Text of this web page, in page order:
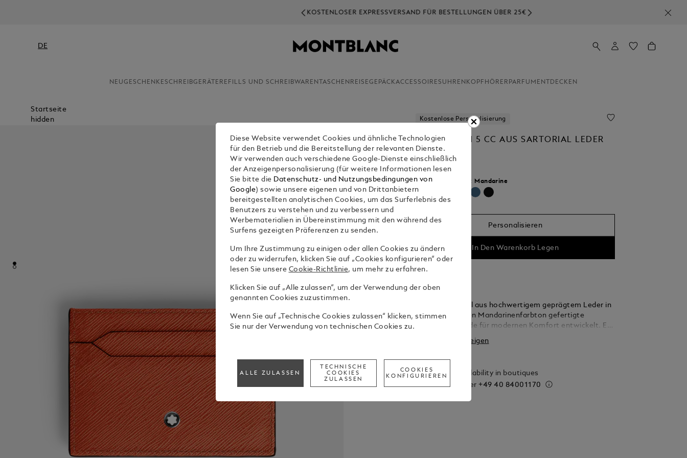
KOSTENLOSER EXPRESSVERSAND FÜR BESTELLUNGEN ÜBER 25€
DE
NEUGESCHENKESCHREIBGERÄTE REFILLS UND SCHREIBWAREN TASCHEN REISEGEPÄCKACCESSOIRES UHREN KOPFHÖRER PARFUM ENTDECKEN
Startseite
hidden
Kostenlose Personalisierung
KARTENETUI 5 CC AUS SARTORIAL LEDER
€ 210.00
Auswählen Colour: Mandarine
ausgewählt
Personalisieren
In Den Warenkorb Legen
Dieses kunstvoll aus hochwertigem geprägtem Leder in
einem auffälligen Mandarinenfarbton gefertigte
Kartenetui wurde für modernen Komfort entwickelt. Es
und sorgt dafür, dass Sie unterwegs jederzeit leicht auf
ikonische Montblanc Emblem auf der Vorderseite wird
ein Hauch von Eleganz vermittelt.
Alle Details anzeigen
Check availability in boutiques
Call to order+49 40 84001170
Diese Website verwendet Cookies und ähnliche Technologien
für den Betrieb und die Bereitstellung der relevanten Dienste.
Wir verwenden auch verschiedene Google-Dienste einschließlich
der Anzeigenpersonalisierung (für weitere Informationen lesen
Sie bitte die
Datenschutz- und Nutzungsbedingungen von
Google) sowie unsere eigenen und von Drittanbietern
bereitgestellten analytischen Cookies, um das Surferlebnis des
Benutzers zu verstehen und zu verbessern und
Werbematerialien in Übereinstimmung mit den während des
Surfens gezeigten Präferenzen zu senden.
Um Ihre Zustimmung zu einigen oder allen Cookies zu ändern
oder zu widerrufen, klicken Sie auf „Cookies konfigurieren“ oder
lesen Sie unsere Cookie-Richtlinie, um mehr zu erfahren.
Klicken Sie auf „Alle zulassen“, um der Verwendung der oben
genannten Cookies zuzustimmen.
Wenn Sie auf „Technische Cookies zulassen“ klicken, stimmen
Sie nur der Verwendung von technischen Cookies zu.
ALLE ZULASSEN
TECHNISCHE
COOKIES
ZULASSEN
COOKIES
KONFIGURIEREN